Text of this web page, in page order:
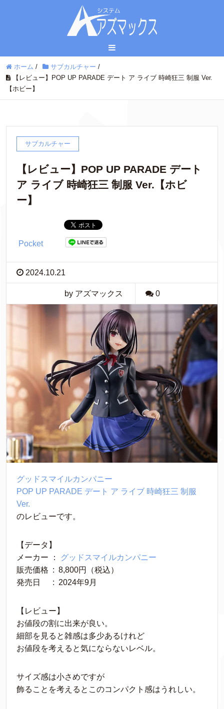
ホーム / サブカルチャー /
【レビュー】POP UP PARADE デート ア ライブ 時崎狂三 制服 Ver.
【ホビー】
サブカルチャー
【レビュー】POP UP PARADE デート
ア ライブ 時崎狂三 制服 Ver.【ホビ
ー】
Pocket
2024.10.21
by アズマックス 0
グッドスマイルカンパニー
POP UP PARADE デート ア ライブ 時崎狂三 制服
Ver.
のレビューです。
【データ】
メーカー ：
グッドスマイルカンパニー
販売価格 ‏ : ‎ 8,800円（税込）
発売日　 ‏ : ‎ 2024年9月
【レビュー】
お値段の割に出来が良い。
細部を見ると雑感は多少あるけれど
お値段を考えると気にならないレベル。
サイズ感は小さめですが
飾ることを考えるとこのコンパクト感はうれしい。